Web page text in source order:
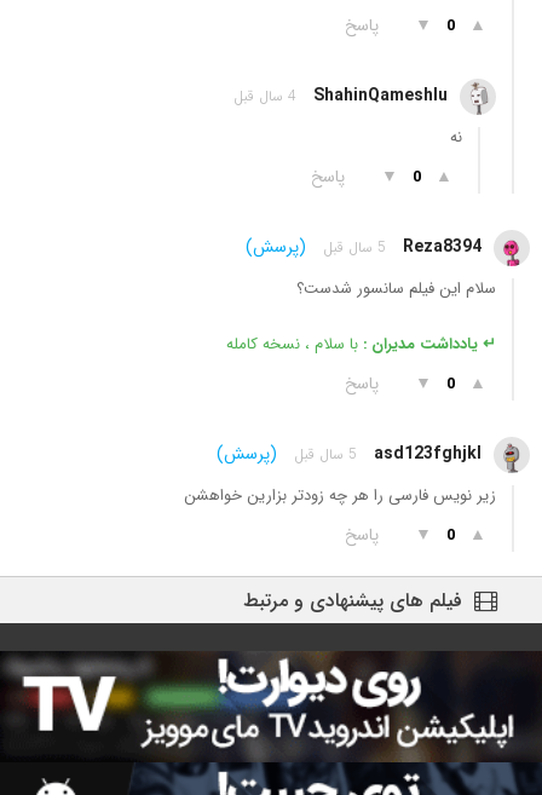
▲
0
▼ پاسخ
ShahinQameshlu 4 سال قبل
نه
▲
0
▼ پاسخ
Reza8394 5 سال قبل (پرسش)
سلام این فیلم سانسور شدست؟
↵ یادداشت مدیران : با سلام ، نسخه کامله
▲
0
▼ پاسخ
asd123fghjkl 5 سال قبل (پرسش)
زیر نویس فارسی را هر چه زودتر بزارین خواهشن
▲
0
▼ پاسخ
فیلم های پیشنهادی و مرتبط